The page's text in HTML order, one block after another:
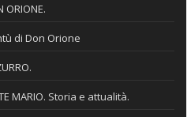
ORIONE.
di Don Orione
MARIO. Storia e attualità.